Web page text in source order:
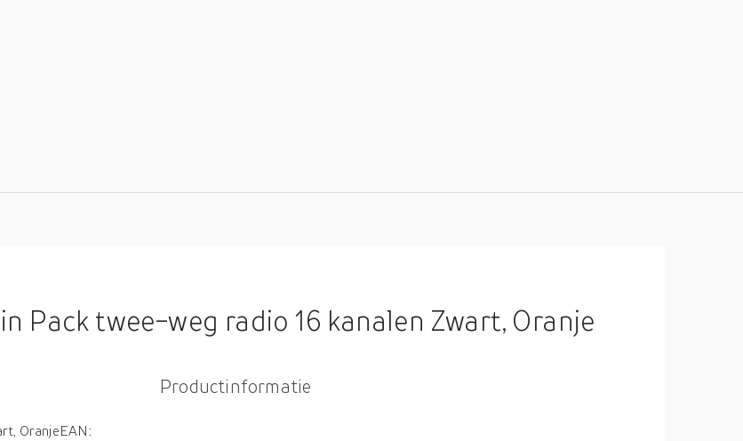
Pack twee-weg radio 16 kanalen Zwart, Oranje
OranjeEAN:
Productinformatie